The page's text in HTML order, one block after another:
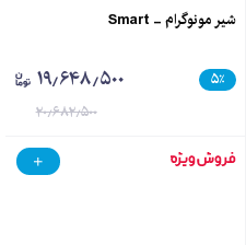
شیر مونوگرام - Smart
۵٪ ۱۹٫۶۴۸٫۵۰۰
۲۰٫۶۸۲٫۵۰۰